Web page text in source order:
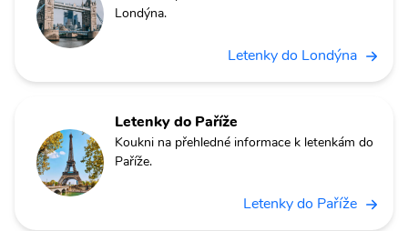
Londýna.
Letenky do Londýna
Letenky do Paříže
Koukni na přehledné informace k letenkám do
Paříže.
Letenky do Paříže